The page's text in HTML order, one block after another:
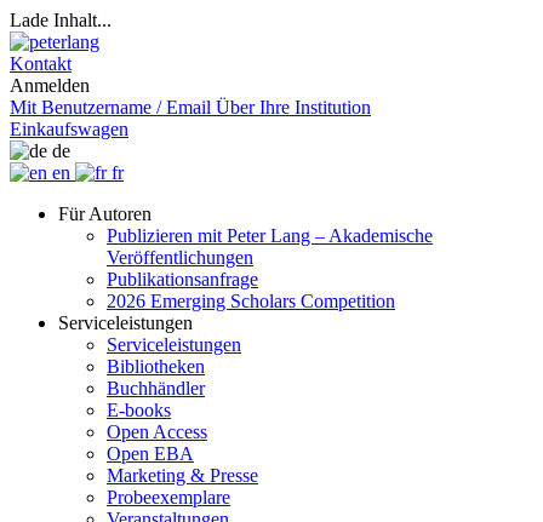
Lade Inhalt...
Kontakt
Anmelden
Mit Benutzername / Email Über Ihre Institution
Einkaufswagen
de
en
fr
Für Autoren
Publizieren mit Peter Lang – Akademische
Veröffentlichungen
Publikationsanfrage
2026 Emerging Scholars Competition
Serviceleistungen
Serviceleistungen
Bibliotheken
Buchhändler
E-books
Open Access
Open EBA
Marketing & Presse
Probeexemplare